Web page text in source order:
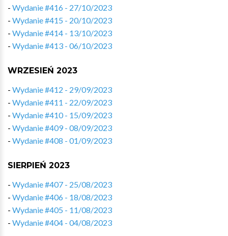
- Wydanie #416 - 27/10/2023
- Wydanie #415 - 20/10/2023
- Wydanie #414 - 13/10/2023
- Wydanie #413 - 06/10/2023
WRZESIEŃ 2023
- Wydanie #412 - 29/09/2023
- Wydanie #411 - 22/09/2023
- Wydanie #410 - 15/09/2023
- Wydanie #409 - 08/09/2023
- Wydanie #408 - 01/09/2023
SIERPIEŃ 2023
- Wydanie #407 - 25/08/2023
- Wydanie #406 - 18/08/2023
- Wydanie #405 - 11/08/2023
- Wydanie #404 - 04/08/2023